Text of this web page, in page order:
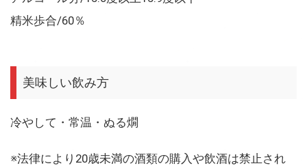
精米歩合/60％
美味しい飲み方
冷やして・常温・ぬる燗
※法律により20歳未満の酒類の購入や飲酒は禁止され